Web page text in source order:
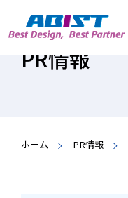
PR情報
ホーム PR情報